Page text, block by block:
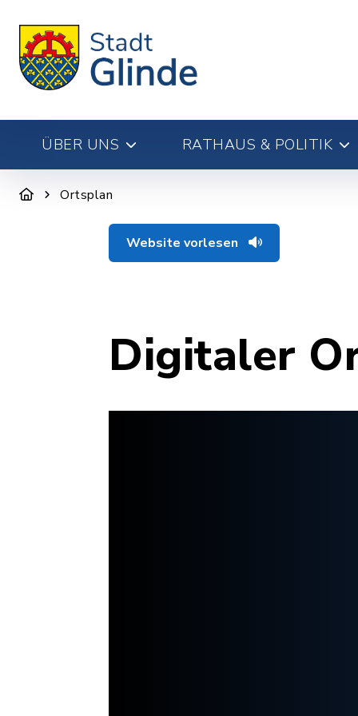
ÜBER UNS RATHAUS & POLITIK
Ortsplan
Website vorlesen
Digitaler